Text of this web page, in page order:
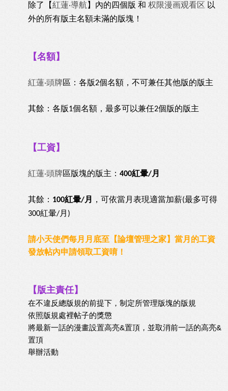
除了【紅蓮·導航 】內的四個版 和 权限漫画观看区 以
外的所有版主名額未滿的版塊！
【名額】
紅蓮·頭牌區：各版2個名額，不可兼任其他版的版主
其餘：各版1個名額，最多可以兼任2個版的版主
【工資】
紅蓮·頭牌區版塊的版主： 400紅暈/月
其餘： 100紅暈/月 ，可依當月表現適當加薪(最多可得
300紅暈/月 )
請小天使們每月月底至【論壇管理之家】當月的工資
發放帖內申請領取工資唷！
【版主責任】
在不違反總版規的前提下，制定所管理版塊的版規
依照版規處裡帖子的獎懲
將最新一話的漫畫設置高亮&置頂，並取消前一話的高亮&
置頂
舉辦活動